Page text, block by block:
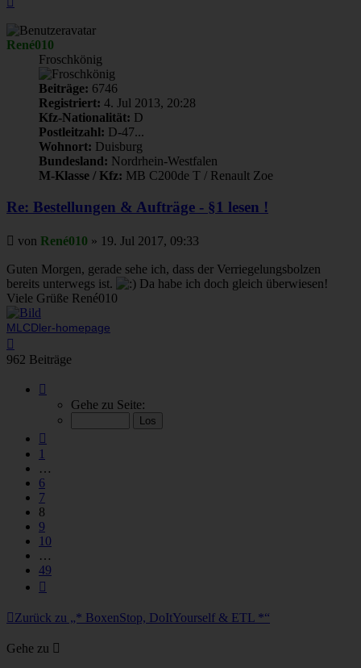
René010
Froschkönig
Beiträge: 6746
Registriert: 4. Jul 2013, 20:28
Kfz-Nationalität: D
Postleitzahl: D-47...
Wohnort: Duisburg
Bundesland: Nordrhein-Westfalen
M-Klasse / Kfz: MB C200de T / Renault Zoe
Re: Bestellungen & Aufträge - §1 lesen !
Beitrag
von René010 » 19. Jul 2017, 09:33
Guten Morgen, gerade sehe ich, dass der Verriegelungsbolzen
bereits unterwegs ist.
Da habe ich doch gleich überwiesen!
Viele Grüße René010
MLCDler-homepage
oben
962 Beiträge
Gehe zu Seite:
1
…
6
7
8
9
10
…
49
Zurück zu „* BoxenStop, DoItYourself & ETL *“
Gehe zu